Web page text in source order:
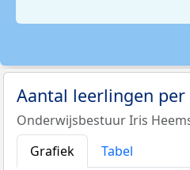
Aantal leerlingen
Onderwijsbestuur Iris
Grafiek
Tabel